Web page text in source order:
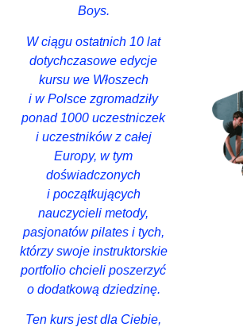
Boys.
W ciągu ostatnich 10 lat
dotychczasowe edycje
kursu we Włoszech
i w Polsce zgromadziły
ponad 1000 uczestniczek
i uczestników z całej
Europy, w tym
doświadczonych
i początkujących
nauczycieli metody,
pasjonatów pilates i tych,
którzy swoje instruktorskie
portfolio chcieli poszerzyć
o dodatkową dziedzinę.
Ten kurs jest dla Ciebie,